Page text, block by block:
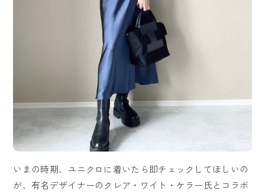
いまの時期、ユニクロに着いたら即チェックしてほしいの
が、有名デザイナーのクレア・ワイト・ケラー氏とコラボ